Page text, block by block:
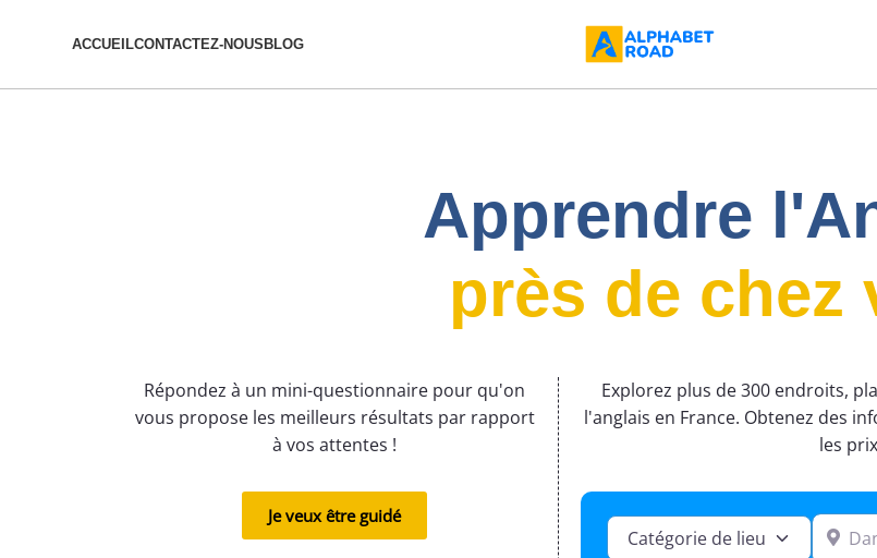
ACCUEILCONTACTEZ-NOUS BLOG
Apprendre
près de chez
Répondez à un mini-questionnaire pour qu'on
vous propose les meilleurs résultats par rapport
à vos attentes !
Je veux être guidé
Explorez plus de 300 endroits,
l'anglais en France. Obtenez des
les
Catégorie de lieu Dans